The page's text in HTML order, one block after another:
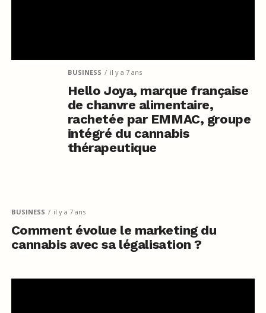
BUSINESS il y a 7 ans
Hello Joya, marque française
de chanvre alimentaire,
rachetée par EMMAC, groupe
intégré du cannabis
thérapeutique
BUSINESS il y a 7 ans
Comment évolue le marketing du
cannabis avec sa légalisation ?